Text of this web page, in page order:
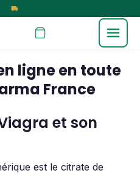
ligne en toute
France
et son
est le citrate de